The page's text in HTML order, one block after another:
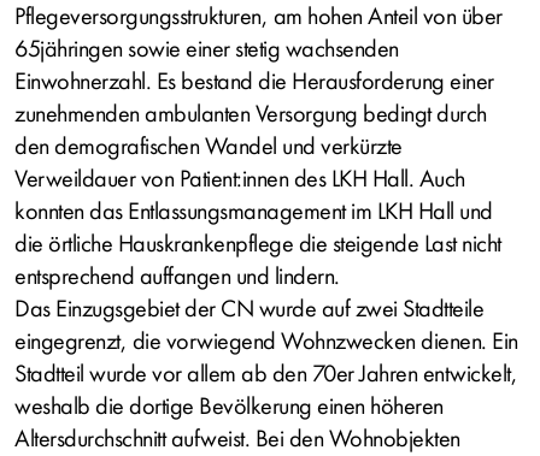
Pflegeversorgungsstrukturen, am hohen Anteil von über
65jähringen sowie einer stetig wachsenden
Einwohnerzahl. Es bestand die Herausforderung einer
zunehmenden ambulanten Versorgung bedingt durch
den demografischen Wandel und verkürzte
Verweildauer von Patient:innen des LKH Hall. Auch
konnten das Entlassungsmanagement im LKH Hall und
die örtliche Hauskrankenpflege die steigende Last nicht
entsprechend auffangen und lindern.
Das Einzugsgebiet der CN wurde auf zwei Stadtteile
eingegrenzt, die vorwiegend Wohnzwecken dienen. Ein
Stadtteil wurde vor allem ab den 70er Jahren entwickelt,
weshalb die dortige Bevölkerung einen höheren
Altersdurchschnitt aufweist. Bei den Wohnobjekten